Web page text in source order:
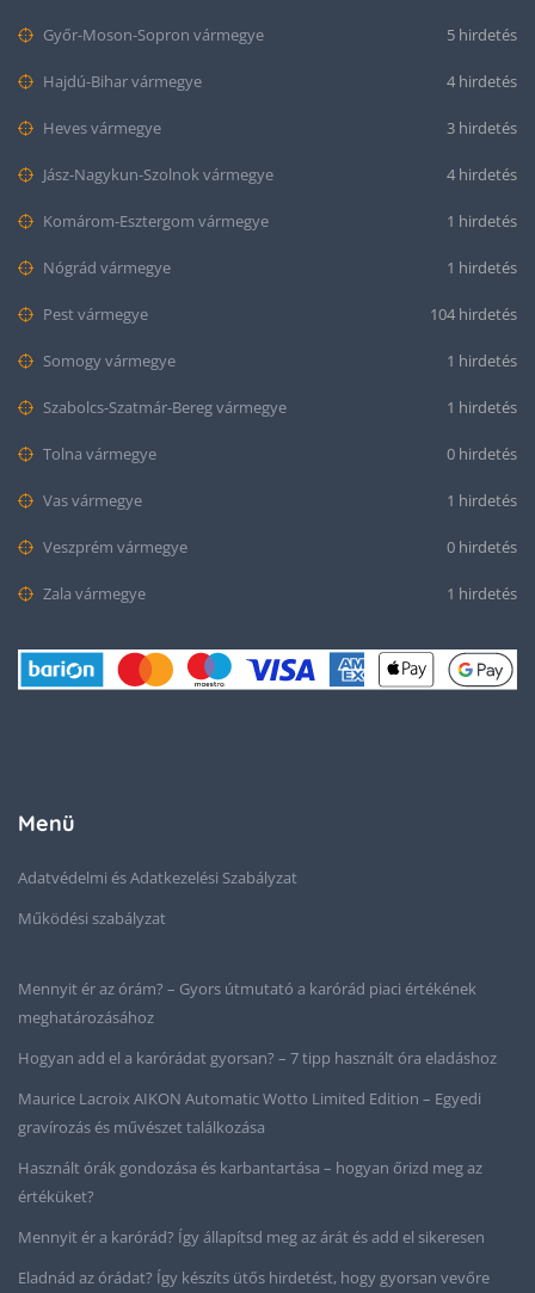
Győr-Moson-Sopron vármegye 5 hirdetés
Hajdú-Bihar vármegye 4 hirdetés
Heves vármegye 3 hirdetés
Jász-Nagykun-Szolnok vármegye 4 hirdetés
Komárom-Esztergom vármegye 1 hirdetés
Nógrád vármegye 1 hirdetés
Pest vármegye 104 hirdetés
Somogy vármegye 1 hirdetés
Szabolcs-Szatmár-Bereg vármegye 1 hirdetés
Tolna vármegye 0 hirdetés
Vas vármegye 1 hirdetés
Veszprém vármegye 0 hirdetés
Zala vármegye 1 hirdetés
Menü
Adatvédelmi és Adatkezelési Szabályzat
Működési szabályzat
Mennyit ér az órám? – Gyors útmutató a karórád piaci értékének
meghatározásához
Hogyan add el a karórádat gyorsan? – 7 tipp használt óra eladáshoz
Maurice Lacroix AIKON Automatic Wotto Limited Edition – Egyedi
gravírozás és művészet találkozása
Használt órák gondozása és karbantartása – hogyan őrizd meg az
értéküket?
Mennyit ér a karórád? Így állapítsd meg az árát és add el sikeresen
Eladnád az órádat? Így készíts ütős hirdetést, hogy gyorsan vevőre